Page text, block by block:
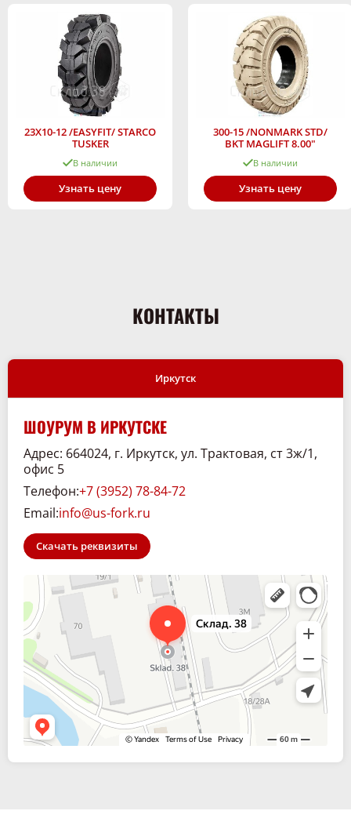
сертифицированы. Продукция полностью соответствует
международным стандартам.
23X10-12 /EASYFIT/ STARCO
TUSKER
В наличии
Узнать цену
300-15 /NONMARK STD/
BKT MAGLIFT 8.00"
В наличии
Узнать цену
КОНТАКТЫ
Иркутск
ШОУРУМ В ИРКУТСКЕ
Адрес: 664024, г. Иркутск, ул. Трактовая, ст 3ж/1,
офис 5
Телефон:+7 (3952) 78-84-72
Email:info@us-fork.ru
Скачать реквизиты
Склад. 38
Спецтехника и спецавтомобили в Иркутске